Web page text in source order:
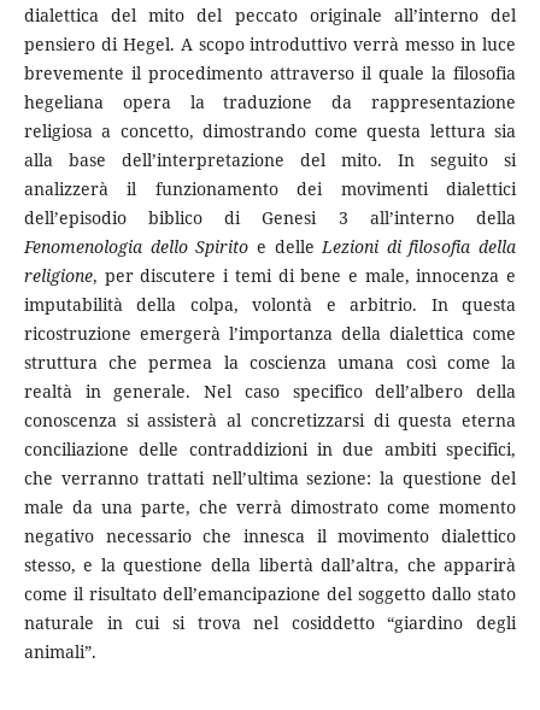
dialettica del mito del peccato originale all’interno del
pensiero di Hegel. A scopo introduttivo verrà messo in luce
brevemente il procedimento attraverso il quale la filosofia
hegeliana opera la traduzione da rappresentazione
religiosa a concetto, dimostrando come questa lettura sia
alla base dell’interpretazione del mito. In seguito si
analizzerà il funzionamento dei movimenti dialettici
dell’episodio biblico di Genesi 3 all’interno della
Fenomenologia dello Spirito e delleLezioni di filosofia della
religione, per discutere i temi di bene e male, innocenza e
imputabilità della colpa, volontà e arbitrio. In questa
ricostruzione emergerà l’importanza della dialettica come
struttura che permea la coscienza umana così come la
realtà in generale. Nel caso specifico dell’albero della
conoscenza si assisterà al concretizzarsi di questa eterna
conciliazione delle contraddizioni in due ambiti specifici,
che verranno trattati nell’ultima sezione: la questione del
male da una parte, che verrà dimostrato come momento
negativo necessario che innesca il movimento dialettico
stesso, e la questione della libertà dall’altra, che apparirà
come il risultato dell’emancipazione del soggetto dallo stato
naturale in cui si trova nel cosiddetto “giardino degli
animali”.